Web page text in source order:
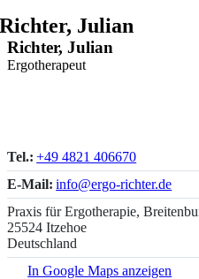
Richter, Julian
Richter, Julian
Ergotherapeut
Tel.: +49 4821 406670
E-Mail: info@ergo-richter.de
Praxis für Ergotherapie,
25524 Itzehoe
Deutschland
In Google Maps anzeigen